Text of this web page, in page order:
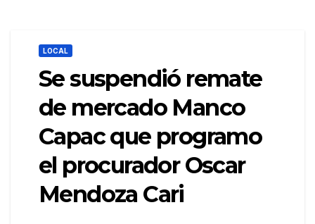
LOCAL
Se suspendió remate
de mercado Manco
Capac que programo
el procurador Oscar
Mendoza Cari